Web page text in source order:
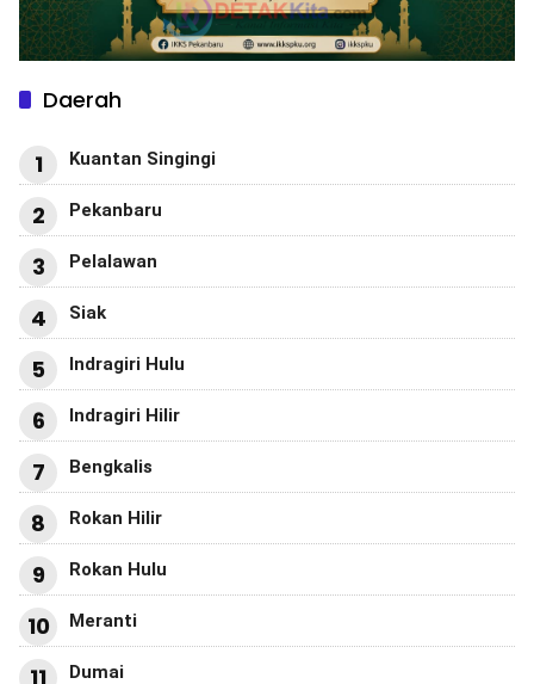
Daerah
1 Kuantan Singingi
2 Pekanbaru
3 Pelalawan
4 Siak
5 Indragiri Hulu
6 Indragiri Hilir
7 Bengkalis
8 Rokan Hilir
9 Rokan Hulu
10 Meranti
11 Dumai